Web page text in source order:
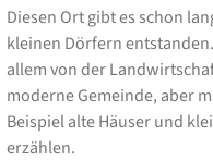
Diesen Ort gibt es schon
kleinen Dörfern
allem von der
moderne Gemeinde, aber
Beispiel alte Häuser und
erzählen.